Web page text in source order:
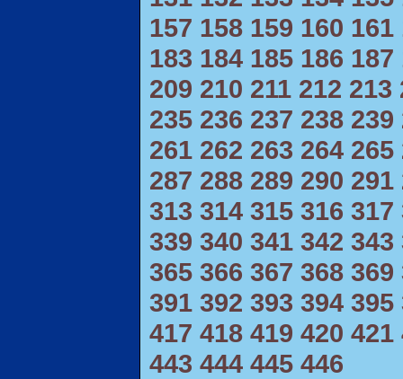
157 158 159 160 161
183 184 185 186 187
209 210 211 212 213
235 236 237 238 239
261 262 263 264 265
287 288 289 290 291
313 314 315 316 317
339 340 341 342 343
365 366 367 368 369
391 392 393 394 395
417 418 419 420 421
443 444 445 446